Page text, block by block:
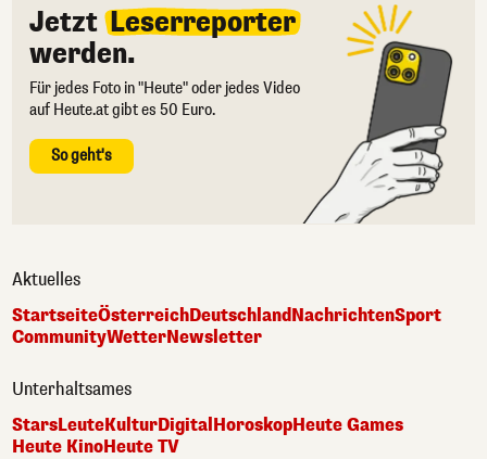
Jetzt Leserreporter
werden.
Für jedes Foto in "Heute" oder jedes Video
auf Heute.at gibt es 50 Euro.
So geht's
Aktuelles
StartseiteÖsterreichDeutschlandNachrichtenSport
CommunityWetterNewsletter
Unterhaltsames
StarsLeuteKulturDigital HoroskopHeute Games
Heute KinoHeute TV